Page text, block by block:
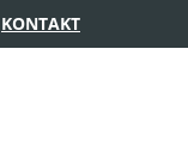
KONTAKT